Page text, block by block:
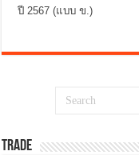
ปี 2567 (แบบ ข.)
TRADE